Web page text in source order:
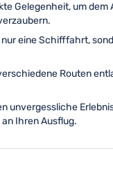
Gelegenheit, um
eine Schifffahrt,
Routen
unvergessliche
Ihren Ausflug.